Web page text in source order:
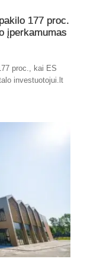
177 proc.
įperkamumas
proc., kai ES
investuotojui.lt